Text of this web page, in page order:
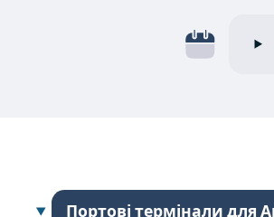
Портові термінали для